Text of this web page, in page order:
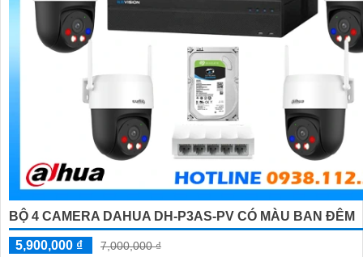
BỘ 4 CAMERA DAHUA DH-P3AS-PV CÓ MÀU BAN ĐÊM
5,900,000 ₫
7,000,000 ₫